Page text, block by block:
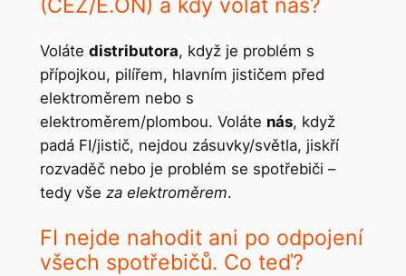
(ČEZ/E.ON) a kdy volat nás?
Voláte distributora, když je problém s
přípojkou, pilířem, hlavním jističem před
elektroměrem nebo s
elektroměrem/plombou. Voláte nás, když
padá FI/jistič, nejdou zásuvky/světla, jiskří
rozvaděč nebo je problém se spotřebiči –
tedy vše za elektroměrem.
FI nejde nahodit ani po odpojení
všech spotřebičů. Co teď?